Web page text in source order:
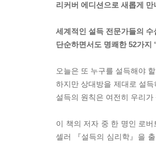
리커버 에디션으로 새롭게 만
세계적인 설득 전문가들의
단순하면서도 명쾌한 52가지
오늘은 또 누구를 설득해야
하지만 상대방을 제대로 설
설득의 원칙은 여전히 우리
이 책의 저자 중 한 명인 로
셀러 『설득의 심리학』을